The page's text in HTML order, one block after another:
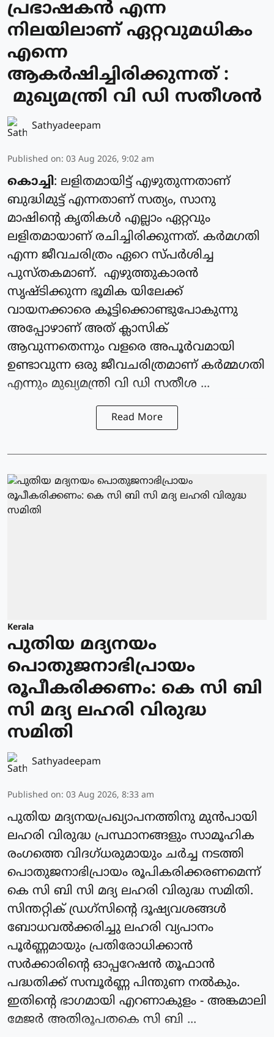
പ്രഭാഷകൻ എന്ന
നിലയിലാണ് ഏറ്റവുമധികം
എന്നെ
ആകർഷിച്ചിരിക്കുന്നത് :
മുഖ്യമന്ത്രി വി ഡി സതീശൻ
Sathyadeepam
Published on: 03 Aug 2026, 9:02 am
കൊച്ചി: ലളിതമായിട്ട് എഴുതുന്നതാണ്
ബുദ്ധിമുട്ട് എന്നതാണ് സത്യം, സാനു
മാഷിന്റെ കൃതികൾ എല്ലാം ഏറ്റവും
ലളിതമായാണ് രചിച്ചിരിക്കുന്നത്. കർമഗതി
എന്ന ജീവചരിത്രം ഏറെ സ്പർശിച്ച
പുസ്തകമാണ്. എഴുത്തുകാരൻ
സൃഷ്ടിക്കുന്ന ഭൂമിക യിലേക്ക്
വായനക്കാരെ കൂട്ടിക്കൊണ്ടുപോകുന്നു
അപ്പോഴാണ് അത് ക്ലാസിക്
ആവുന്നതെന്നും വളരെ അപൂർവമായി
ഉണ്ടാവുന്ന ഒരു ജീവചരിത്രമാണ് കർമ്മഗതി
എന്നും മുഖ്യമന്ത്രി വി ഡി സതീശ ...
Read More
Kerala
പുതിയ മദ്യനയം
പൊതുജനാഭിപ്രായം
രൂപീകരിക്കണം: കെ സി ബി
സി മദ്യ ലഹരി വിരുദ്ധ
സമിതി
Sathyadeepam
Published on: 03 Aug 2026, 8:33 am
പുതിയ മദ്യനയപ്രഖ്യാപനത്തിനു മുൻപായി
ലഹരി വിരുദ്ധ പ്രസ്ഥാനങ്ങളും സാമൂഹിക
രംഗത്തെ വിദഗ്ധരുമായും ചർച്ച നടത്തി
പൊതുജനാഭിപ്രായം രൂപികരിക്കരണമെന്ന്
കെ സി ബി സി മദ്യ ലഹരി വിരുദ്ധ സമിതി.
സിന്തറ്റിക് ഡ്രഗ്സിൻ്റെ ദൂഷ്യവശങ്ങൾ
ബോധവൽക്കരിച്ചു ലഹരി വ്യപാനം
പൂർണ്ണമായും പ്രതിരോധിക്കാൻ
സർക്കാരിൻ്റെ ഓപ്പറേഷൻ തൂഫാൻ
പദ്ധതിക്ക് സമ്പൂർണ്ണ പിന്തുണ നൽകും.
ഇതിൻ്റെ ഭാഗമായി എറണാകുളം - അങ്കമാലി
മേജർ അതിരൂപതകെ സി ബി ...